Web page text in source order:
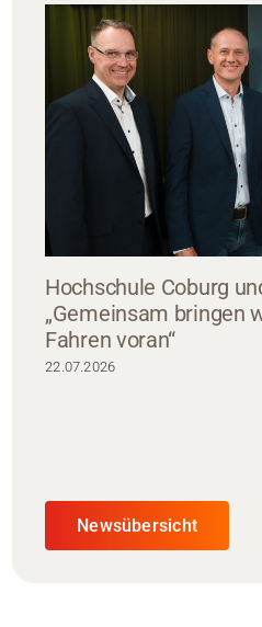
Hochschule Coburg
„Gemeinsam bringen
Fahren voran“
22.07.2026
Newsübersicht